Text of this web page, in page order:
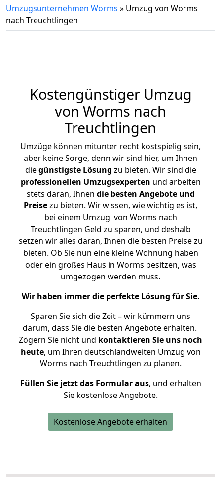
Umzugsunternehmen Worms » Umzug von Worms
nach Treuchtlingen
Kostengünstiger Umzug
von Worms nach
Treuchtlingen
Umzüge können mitunter recht kostspielig sein,
aber keine Sorge, denn wir sind hier, um Ihnen
diegünstigste Lösung zu bieten. Wir sind die
professionellen Umzugsexperten und arbeiten
stets daran, Ihnen die besten Angebote und
Preisezu bieten. Wir wissen, wie wichtig es ist,
bei einem Umzug von Worms nach
Treuchtlingen Geld zu sparen, und deshalb
setzen wir alles daran, Ihnen die besten Preise zu
bieten. Ob Sie nun eine kleine Wohnung haben
oder ein großes Haus in Worms besitzen, was
umgezogen werden muss.
Wir haben immer die perfekte Lösung für Sie.
Sparen Sie sich die Zeit – wir kümmern uns
darum, dass Sie die besten Angebote erhalten.
Zögern Sie nicht und kontaktieren Sie uns noch
heute, um Ihren deutschlandweiten Umzug von
Worms nach Treuchtlingen zu planen.
Füllen Sie jetzt das Formular aus, und erhalten
Sie kostenlose Angebote.
Kostenlose Angebote erhalten